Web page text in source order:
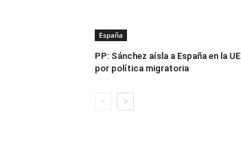
España
PP: Sánchez aísla a España en la UE
por política migratoria